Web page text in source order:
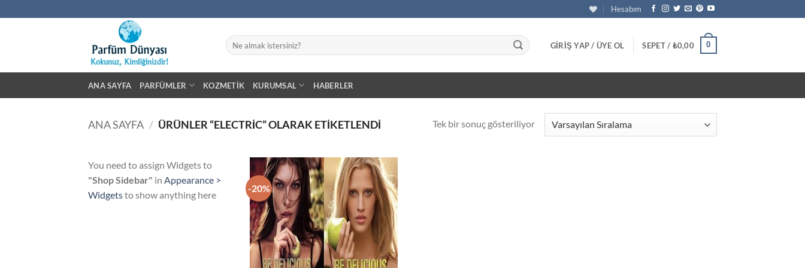
atla
Hesabım
Ara:
GIRIŞ YAP / ÜYE OL SEPET / ₺0,00 0
ANA SAYFA PARFÜMLER KOZMETIK KURUMSAL HABERLER
ANA SAYFA / ÜRÜNLER “ELECTRIC” OLARAK ETIKETLENDI Tek bir sonuç gösteriliyor
You need to assign Widgets to
"Shop Sidebar" in Appearance >
Widgetsto show anything here
-20%
İstek
Listeme
Ekle